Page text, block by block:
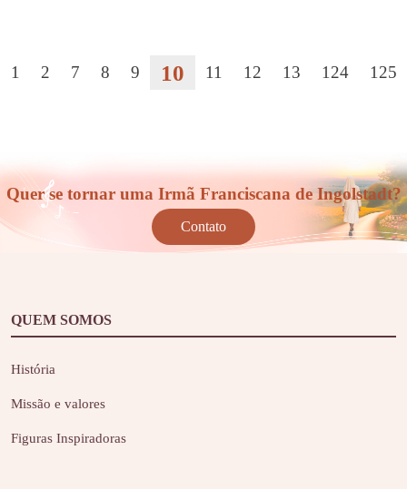
1 2 7 8 9 10 11 12 13 124 125
Quer se tornar uma Irmã Franciscana de Ingolstadt?
Contato
QUEM SOMOS
História
Missão e valores
Figuras Inspiradoras